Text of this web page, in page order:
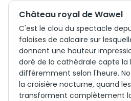
Château royal de Wawel
C'est le clou du spectacle
falaises de calcaire sur
donnent une hauteur
doré de la cathédrale capte la
différemment selon l'heure.
la croisière nocturne, quand
transforment complètement